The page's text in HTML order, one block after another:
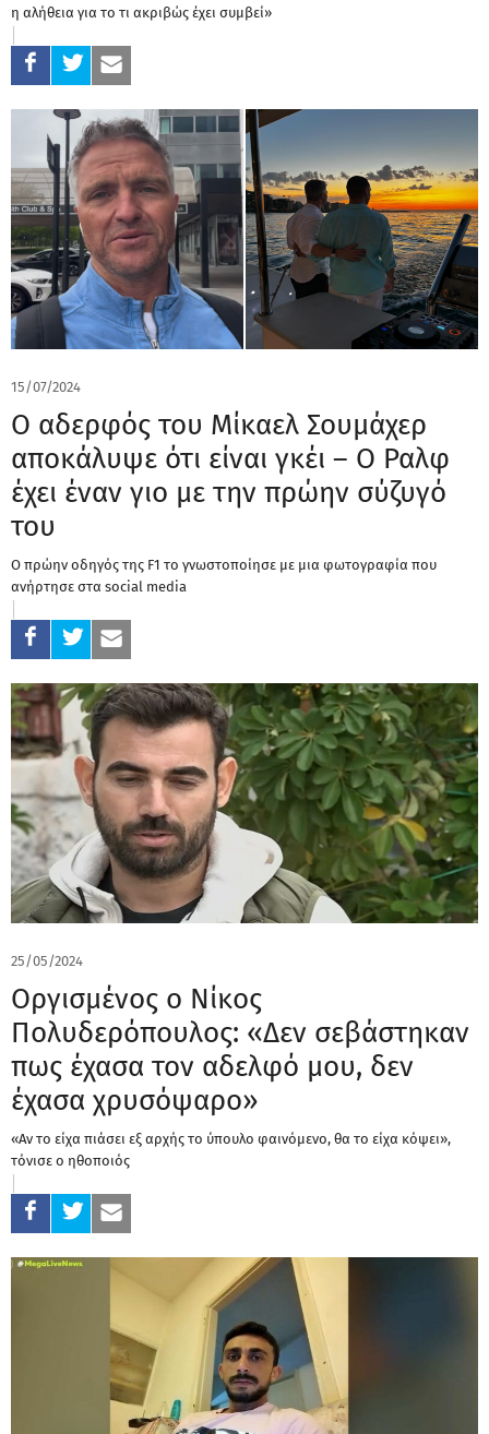
η αλήθεια για το τι ακριβώς έχει συμβεί»
15/07/2024
Ο αδερφός του Μίκαελ Σουμάχερ
αποκάλυψε ότι είναι γκέι – Ο Ραλφ
έχει έναν γιο με την πρώην σύζυγό
του
Ο πρώην οδηγός της F1 το γνωστοποίησε με μια φωτογραφία που
ανήρτησε στα social media
25/05/2024
Οργισμένος ο Νίκος
Πολυδερόπουλος: «Δεν σεβάστηκαν
πως έχασα τον αδελφό μου, δεν
έχασα χρυσόψαρο»
«Αν το είχα πιάσει εξ αρχής το ύπουλο φαινόμενο, θα το είχα κόψει»,
τόνισε ο ηθοποιός